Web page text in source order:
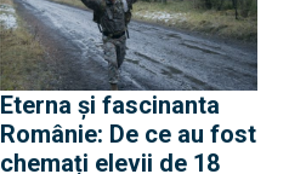
Eterna și fascinanta
Românie: De ce au fost
chemați elevii de 18